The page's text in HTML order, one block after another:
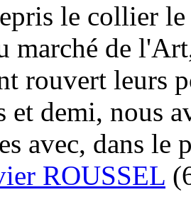
le collier
marché de
rouvert leurs
et demi, nous
avec, dans le
ROUSSEL